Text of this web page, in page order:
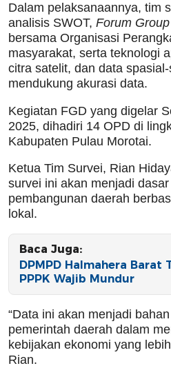
Dalam pelaksanaannya, tim
analisis SWOT, Forum
bersama Organisasi
masyarakat, serta teknologi
citra satelit, dan data
mendukung akurasi data.
Kegiatan FGD yang digelar
2025, dihadiri 14 OPD di
Kabupaten Pulau Morotai.
Ketua Tim Survei, Rian
survei ini akan menjadi
pembangunan daerah
lokal.
Baca Juga:
DPMPD Halmahera Barat
PPPK Wajib Mundur
“Data ini akan menjadi
pemerintah daerah dalam
kebijakan ekonomi yang
Rian.